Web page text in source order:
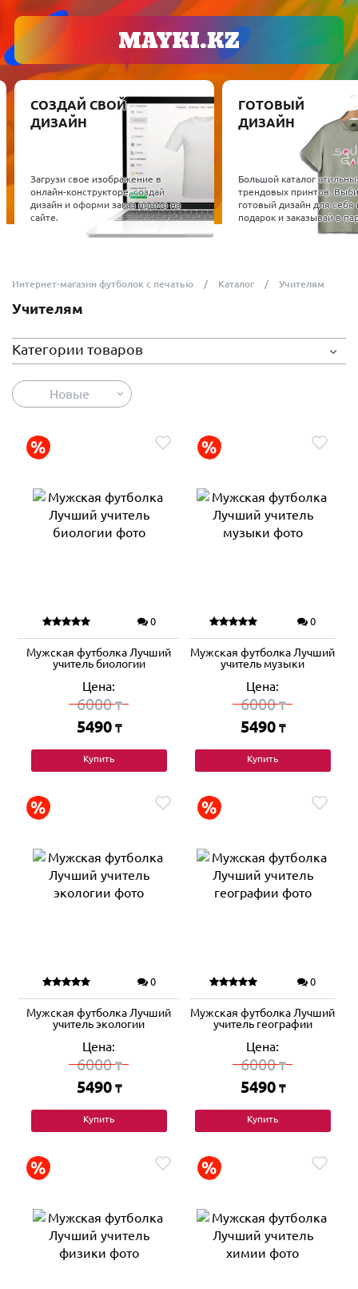
СОЗДАЙ СВОЙ
ДИЗАЙН
Загрузи свое изображение в
онлайн-конструкторе, создай
дизайн и оформи заказ прямо на
сайте.
ГОТОВЫЙ
ДИЗАЙН
Большой каталог
трендовых принтов.
готовый дизайн для себя
подарок и заказывай в
Интернет-магазин футболок с печатью Каталог Учителям
Учителям
Категории товаров
Новые
0
Мужская футболка Лучший
учитель биологии
Цена:
6000₸
5490 ₸
Купить
0
Мужская футболка Лучший
учитель музыки
Цена:
6000₸
5490 ₸
Купить
0
Мужская футболка Лучший
учитель экологии
Цена:
6000₸
5490 ₸
Купить
0
Мужская футболка Лучший
учитель географии
Цена:
6000₸
5490 ₸
Купить